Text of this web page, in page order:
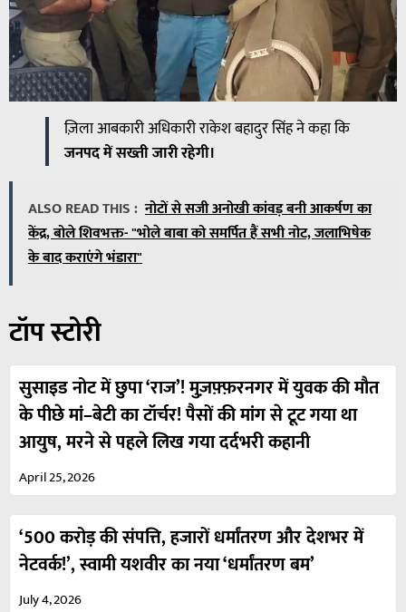
ज़िला आबकारी अधिकारी राकेश बहादुर सिंह ने कहा कि
जनपद में सख्ती जारी रहेगी।
ALSO READ THIS : नोटों से सजी अनोखी कांवड़ बनी आकर्षण का
केंद्र, बोले शिवभक्त- "भोले बाबा को समर्पित हैं सभी नोट, जलाभिषेक
के बाद कराएंगे भंडारा"
टॉप स्टोरी
सुसाइड नोट में छुपा ‘राज’! मुज़फ़्फ़रनगर में युवक की मौत
के पीछे मां–बेटी का टॉर्चर! पैसों की मांग से टूट गया था
आयुष, मरने से पहले लिख गया दर्दभरी कहानी
April 25, 2026
‘500 करोड़ की संपत्ति, हजारों धर्मांतरण और देशभर में
नेटवर्क!’, स्वामी यशवीर का नया ‘धर्मांतरण बम’
July 4, 2026